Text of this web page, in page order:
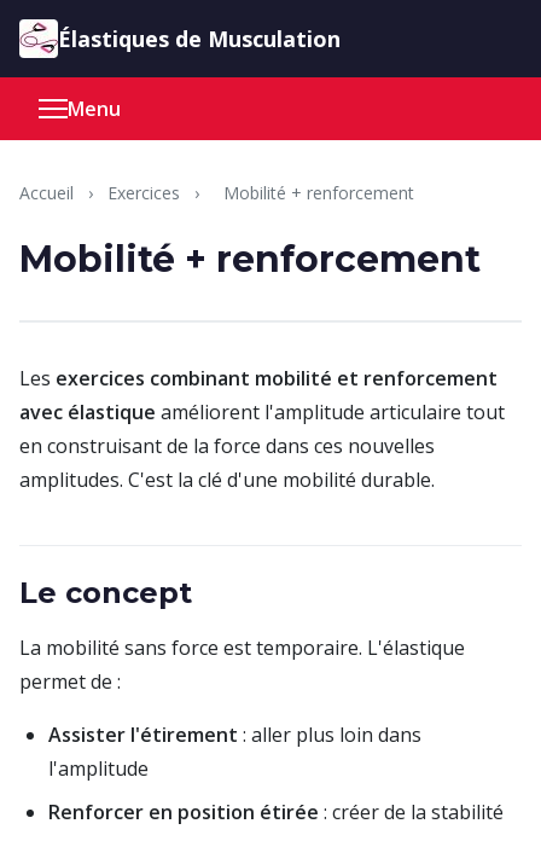
Aller au contenu
Élastiques de Musculation
Menu
Accueil › Exercices › Mobilité + renforcement
Mobilité + renforcement
Les exercices combinant mobilité et renforcement
avec élastique améliorent l'amplitude articulaire tout
en construisant de la force dans ces nouvelles
amplitudes. C'est la clé d'une mobilité durable.
Le concept
La mobilité sans force est temporaire. L'élastique
permet de :
Assister l'étirement : aller plus loin dans
l'amplitude
Renforcer en position étirée : créer de la stabilité